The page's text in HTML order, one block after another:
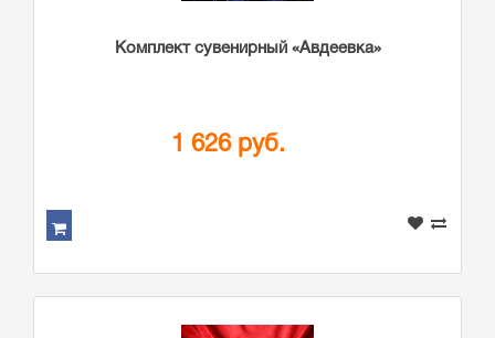
Комплект сувенирный «Авдеевка»
1 626 руб.